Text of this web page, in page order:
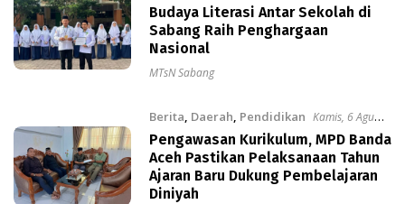
2026
Budaya Literasi Antar Sekolah di
Sabang Raih Penghargaan
Nasional
MTsN Sabang
Berita, Daerah, Pendidikan Kamis, 6 Agu
2026
Pengawasan Kurikulum, MPD Banda
Aceh Pastikan Pelaksanaan Tahun
Ajaran Baru Dukung Pembelajaran
Diniyah